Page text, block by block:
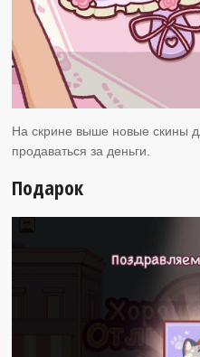
На скрине выше новые скины
продаваться за деньги.
Подарок